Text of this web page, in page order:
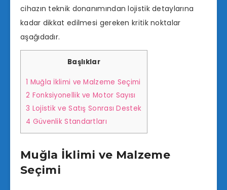
cihazın teknik donanımından lojistik detaylarına
kadar dikkat edilmesi gereken kritik noktalar
aşağıdadır.
Başlıklar
1 Muğla İklimi ve Malzeme Seçimi
2 Fonksiyonellik ve Motor Sayısı
3 Lojistik ve Satış Sonrası Destek
4 Güvenlik Standartları
Muğla İklimi ve Malzeme
Seçimi